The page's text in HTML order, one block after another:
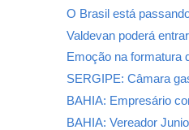
O Brasil está
Valdevan poderá
Emoção na formatura
SERGIPE: Câmara
BAHIA: Empresário
BAHIA: Vereador